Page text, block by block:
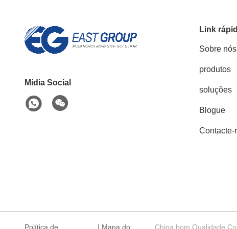
Mídia Social
Link
Sobre nós
produtos
soluções
Blogue
Contacte-
Política de | Mapa do China bom Qualidade